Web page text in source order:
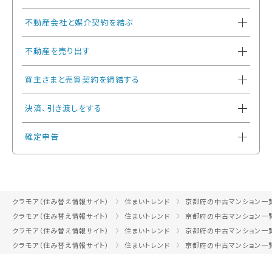
不動産会社と媒介契約を結ぶ
不動産を売り出す
買主さまと売買契約を締結する
決済、引き渡しをする
確定申告
クラモア（住み替え情報サイト） 住まいトレンド
京都府の中古マンション一
クラモア（住み替え情報サイト）
住まいトレンド
京都府の中古マンション一
クラモア（住み替え情報サイト）
住まいトレンド
京都府の中古マンション一
クラモア（住み替え情報サイト）
住まいトレンド
京都府の中古マンション一